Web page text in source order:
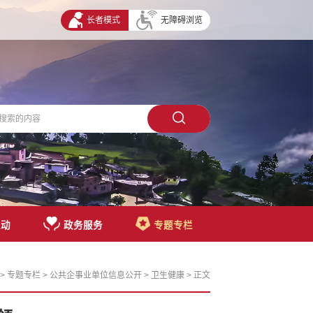
长者模式 无障碍浏览
政务服务 专题专栏
专题专栏 > 公共企事业单位信息公开 > 卫生健康 > 正文